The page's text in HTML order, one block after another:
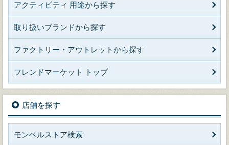
アクティビティ 用途から探す
取り扱いブランドから探す
ファクトリー・アウトレットから探す
フレンドマーケット トップ
店舗を探す
モンベルストア検索